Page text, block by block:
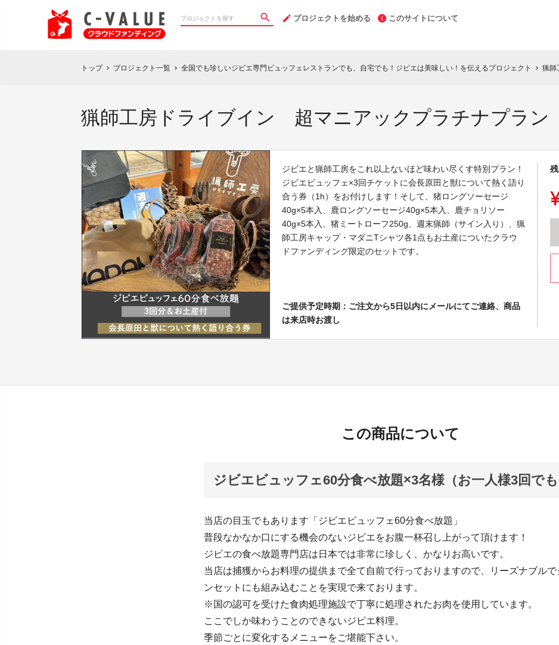
プロジェクトを始める このサイトについて
トップ chevron_right プロジェクト一覧 chevron_right 全国でも珍しいジビエ専門ビュッフェレストランでも、自宅でも！ジビエは美味しい！を伝えるプロジェクト chevron_right 猟師
猟師工房ドライブイン 超マニアックプラチナプラン
ジビエと猟師工房をこれ以上ないほど味わい尽くす特別プラン！
ジビエビュッフェ×3回チケットに会長原田と獣について熱く語り
合う券（1h）をお付けします！そして、猪ロングソーセージ
40g×5本入、鹿ロングソーセージ40g×5本入、鹿チョリソー
40g×5本入、猪ミートローフ250g、週末猟師（サイン入り）、猟
師工房キャップ・マダニTシャツ各1点もお土産についたクラウ
ドファンディング限定のセットです。
ご提供予定時期：ご注文から5日以内にメールにてご連絡、商品
は来店時お渡し
この商品について
ジビエビュッフェ60分食べ放題×3名様（お一人様3回でも
当店の目玉でもあります「ジビエビュッフェ60分食べ放題」
普段なかなか口にする機会のないジビエをお腹一杯召し上がって頂けます！
ジビエの食べ放題専門店は日本では非常に珍しく、かなりお高いです。
当店は捕獲からお料理の提供まで全て自前で行っておりますので、リーズナブルで
ンセットにも組み込むことを実現で来ております。
※国の認可を受けた食肉処理施設で丁寧に処理されたお肉を使用しています。
ここでしか味わうことのできないジビエ料理。
季節ごとに変化するメニューをご堪能下さい。